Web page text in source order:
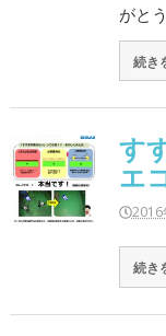
がと
続き
す
エ
2016
続き